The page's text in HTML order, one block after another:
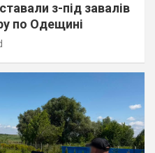
з-під завалів
по Одещині